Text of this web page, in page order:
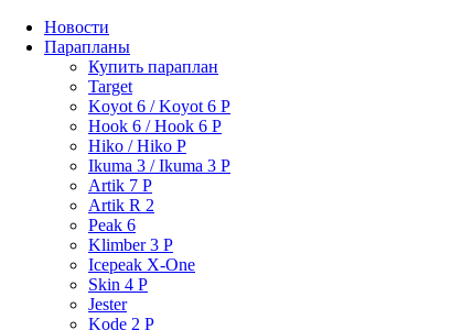
Новости
Парапланы
Купить параплан
Target
Koyot 6 / Koyot 6 P
Hook 6 / Hook 6 P
Hiko / Hiko P
Ikuma 3 / Ikuma 3 P
Artik 7 P
Artik R 2
Peak 6
Klimber 3 P
Icepeak X-One
Skin 4 P
Jester
Kode 2 P